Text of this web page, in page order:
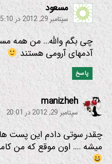
مسعود:
سپتامبر 29, 2012 در 15:10
چی بگم والله… من همه
آدمهای آرومی هستند
پاسخ
manizheh
سپتامبر 29, 2012 در 20:01
چقدر سوتی دادم این پست
میشه …. اون موقع که من